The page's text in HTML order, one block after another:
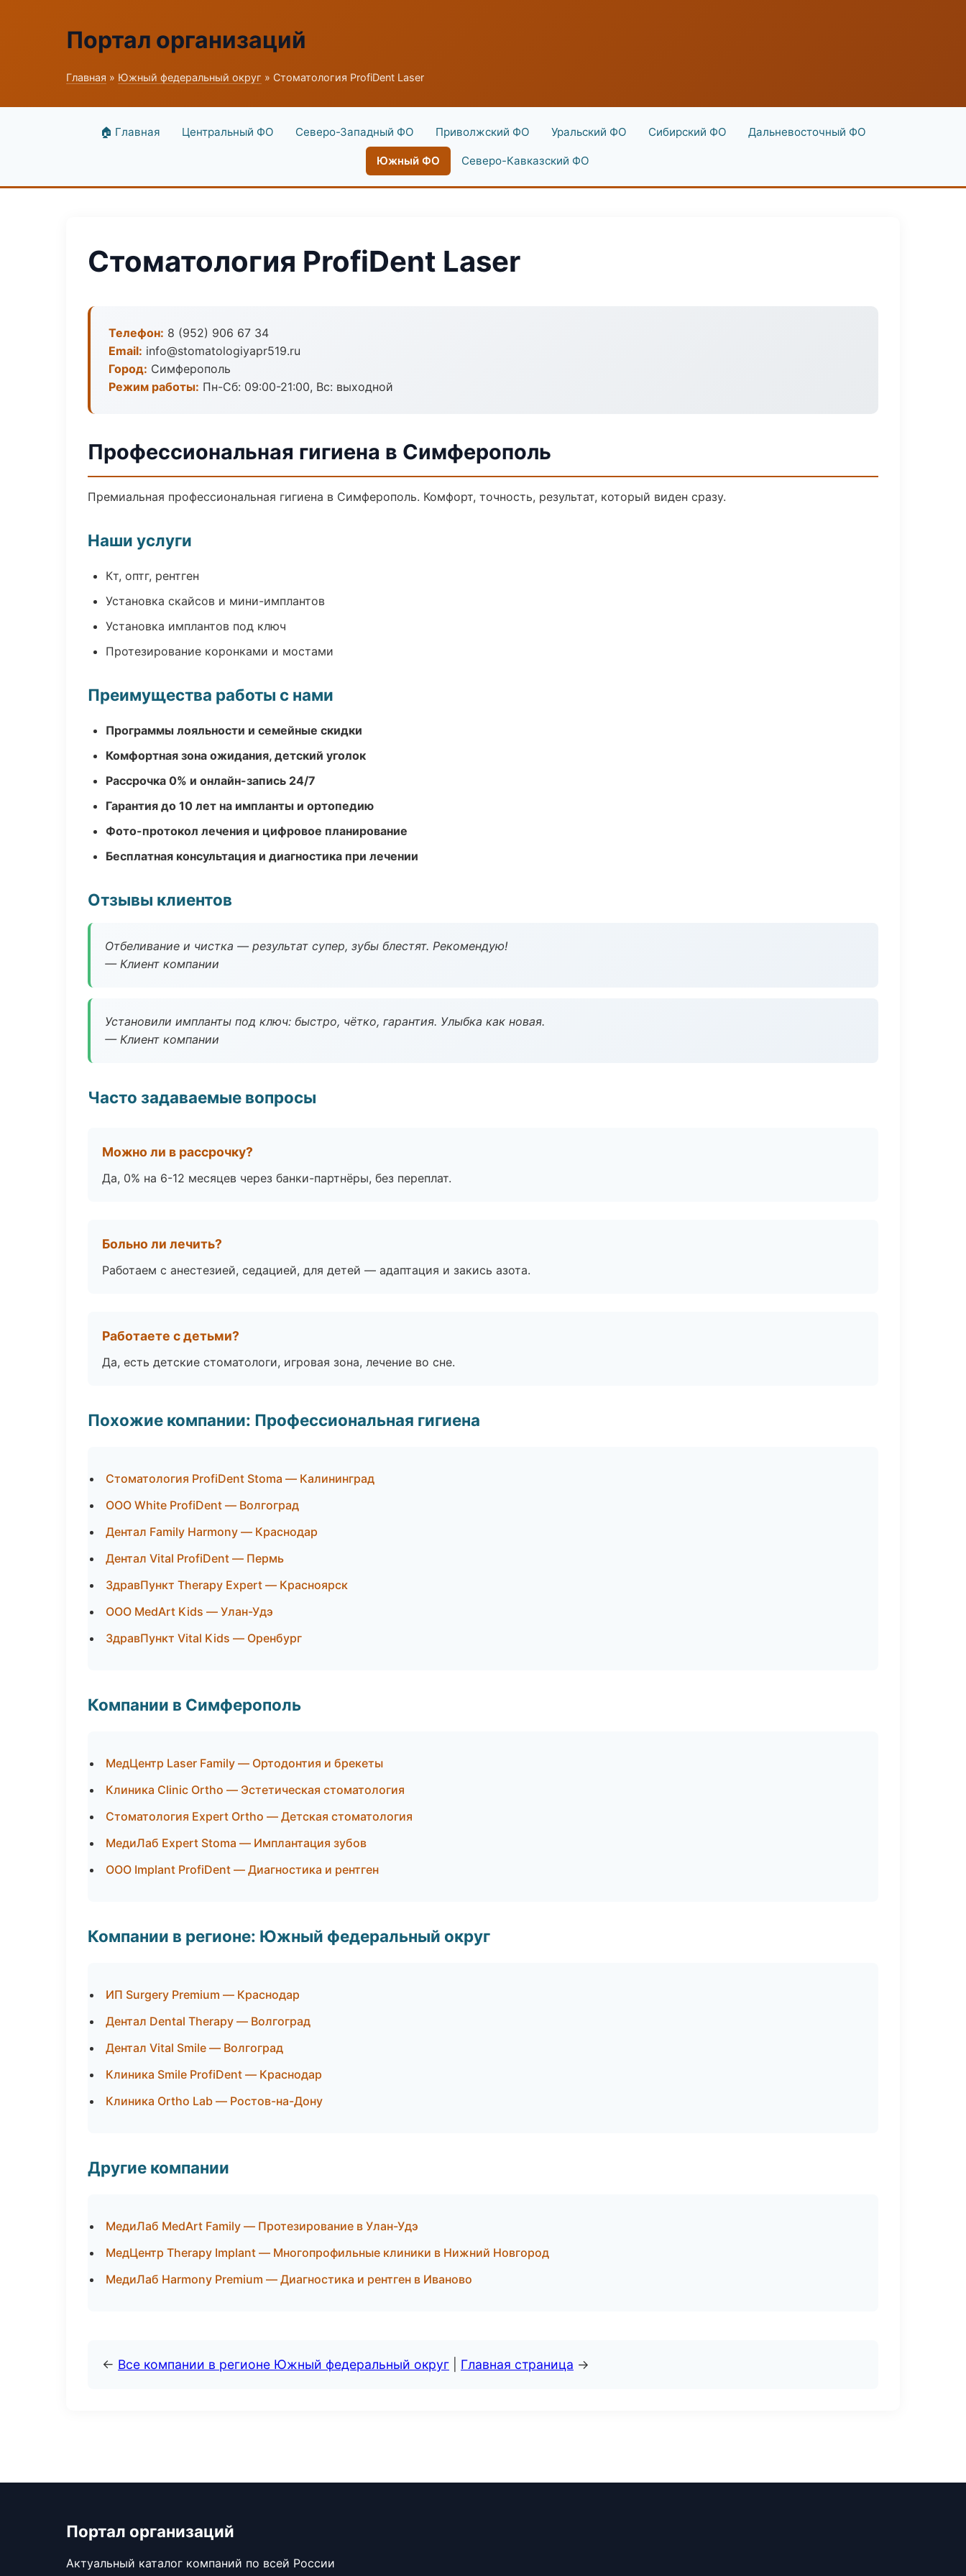
Портал организаций
Главная » Южный федеральный округ » Стоматология ProfiDent Laser
🏠 Главная Центральный ФО Северо-Западный ФО Приволжский ФО Уральский ФО Сибирский ФО Дальневосточный ФО
Южный ФО Северо-Кавказский ФО
Стоматология ProfiDent Laser
Телефон: 8 (952) 906 67 34
Email: info@stomatologiyapr519.ru
Город: Симферополь
Режим работы: Пн-Сб: 09:00-21:00, Вс: выходной
Профессиональная гигиена в Симферополь
Премиальная профессиональная гигиена в Симферополь. Комфорт, точность, результат, который виден сразу.
Наши услуги
Кт, оптг, рентген
Установка скайсов и мини-имплантов
Установка имплантов под ключ
Протезирование коронками и мостами
Преимущества работы с нами
Программы лояльности и семейные скидки
Комфортная зона ожидания, детский уголок
Рассрочка 0% и онлайн-запись 24/7
Гарантия до 10 лет на импланты и ортопедию
Фото-протокол лечения и цифровое планирование
Бесплатная консультация и диагностика при лечении
Отзывы клиентов
Отбеливание и чистка — результат супер, зубы блестят. Рекомендую!
— Клиент компании
Установили импланты под ключ: быстро, чётко, гарантия. Улыбка как новая.
— Клиент компании
Часто задаваемые вопросы
Можно ли в рассрочку?
Да, 0% на 6-12 месяцев через банки-партнёры, без переплат.
Больно ли лечить?
Работаем с анестезией, седацией, для детей — адаптация и закись азота.
Работаете с детьми?
Да, есть детские стоматологи, игровая зона, лечение во сне.
Похожие компании: Профессиональная гигиена
Стоматология ProfiDent Stoma — Калининград
ООО White ProfiDent — Волгоград
Дентал Family Harmony — Краснодар
Дентал Vital ProfiDent — Пермь
ЗдравПункт Therapy Expert — Красноярск
ООО MedArt Kids — Улан-Удэ
ЗдравПункт Vital Kids — Оренбург
Компании в Симферополь
МедЦентр Laser Family — Ортодонтия и брекеты
Клиника Clinic Ortho — Эстетическая стоматология
Стоматология Expert Ortho — Детская стоматология
МедиЛаб Expert Stoma — Имплантация зубов
ООО Implant ProfiDent — Диагностика и рентген
Компании в регионе: Южный федеральный округ
ИП Surgery Premium — Краснодар
Дентал Dental Therapy — Волгоград
Дентал Vital Smile — Волгоград
Клиника Smile ProfiDent — Краснодар
Клиника Ortho Lab — Ростов-на-Дону
Другие компании
МедиЛаб MedArt Family — Протезирование в Улан-Удэ
МедЦентр Therapy Implant — Многопрофильные клиники в Нижний Новгород
МедиЛаб Harmony Premium — Диагностика и рентген в Иваново
← Все компании в регионе Южный федеральный округ Главная страница →
Портал организаций
Актуальный каталог компаний по всей России